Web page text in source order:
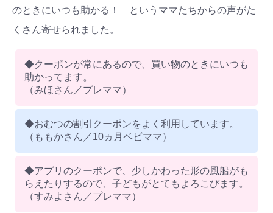
のときにいつも助かる！ というママたちからの声がた
くさん寄せられました。
◆クーポンが常にあるので、買い物のときにいつも
助かってます。
（みほさん／プレママ）
◆おむつの割引クーポンをよく利用しています。
（ももかさん／10ヵ月ベビママ）
◆アプリのクーポンで、少しかわった形の風船がも
らえたりするので、子どもがとてもよろこびます。
（すみよさん／プレママ）